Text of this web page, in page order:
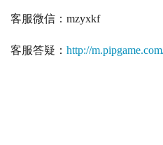
客服微信： mzyxkf
客服答疑： http://